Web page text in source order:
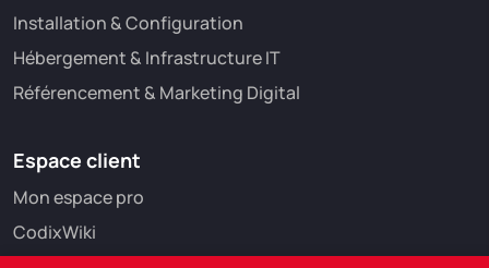
Installation & Configuration
Hébergement & Infrastructure IT
Référencement & Marketing Digital
Espace client
Mon espace pro
CodixWiki